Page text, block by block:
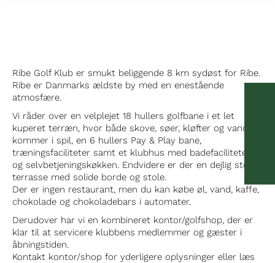
Ribe Golf Klub er smukt beliggende 8 km sydøst for Ribe.
Ribe er Danmarks ældste by med en enestående
atmosfære.
Vi råder over en velplejet 18 hullers golfbane i et let
kuperet terræn, hvor både skove, søer, kløfter og vandløb
kommer i spil, en 6 hullers Pay & Play bane,
træningsfaciliteter samt et klubhus med badefaciliteter
og selvbetjeningskøkken. Endvidere er der en dejlig stor
terrasse med solide borde og stole.
Der er ingen restaurant, men du kan købe øl, vand, kaffe,
chokolade og chokoladebars i automater.
Derudover har vi en kombineret kontor/golfshop, der er
klar til at servicere klubbens medlemmer og gæster i
åbningstiden.
Kontakt kontor/shop for yderligere oplysninger eller læs